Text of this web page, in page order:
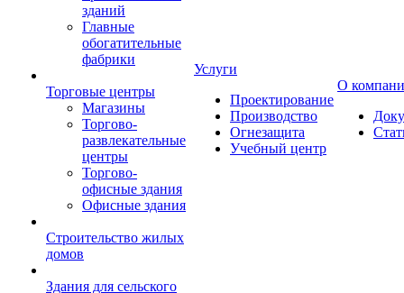
зданий
Главные
обогатительные
фабрики
Торговые центры
Магазины
Торгово-
развлекательные
центры
Торгово-
офисные здания
Офисные здания
Строительство жилых
домов
Здания для сельского
Услуги
Проектирование
Производство
Огнезащита
Учебный центр
О